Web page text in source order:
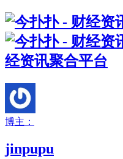
经资讯聚合平台
博主：
jinpupu